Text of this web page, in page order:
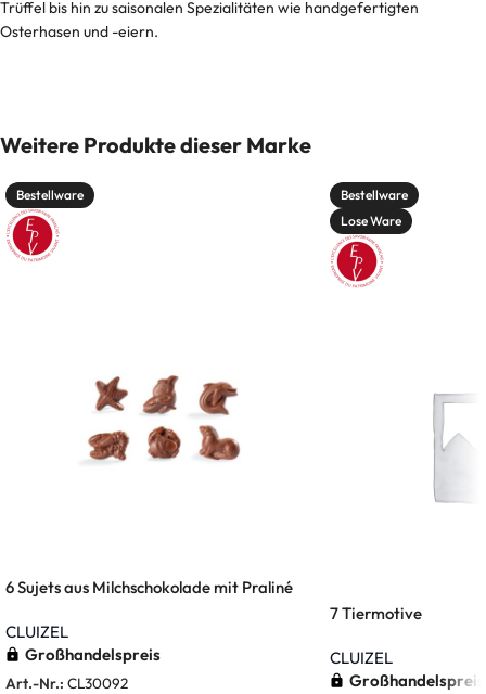
Trüffel bis hin zu saisonalen Spezialitäten wie handgefertigten
Osterhasen und -eiern.
Weitere Produkte dieser Marke
Bestellware
6 Sujets aus Milchschokolade mit Praliné
CLUIZEL
Großhandelspreis
Art.-Nr.: CL30092
Bestellware
Lose Ware
7 Tiermotive
CLUIZEL
Großhandelspreis